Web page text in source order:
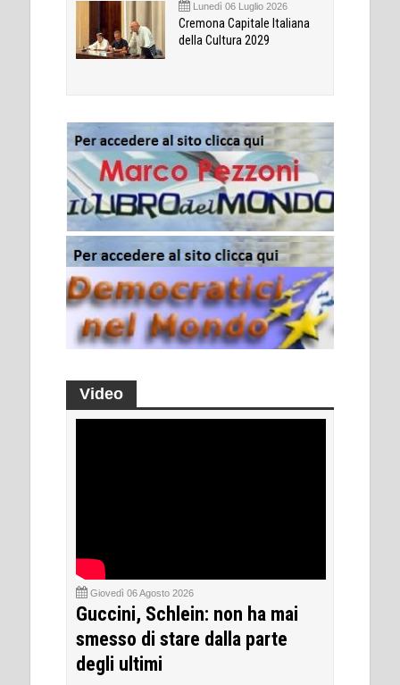
Lunedì 06 Luglio 2026
Cremona Capitale Italiana
della Cultura 2029
Video
Giovedì 06 Agosto 2026
Guccini, Schlein: non ha mai
smesso di stare dalla parte
degli ultimi